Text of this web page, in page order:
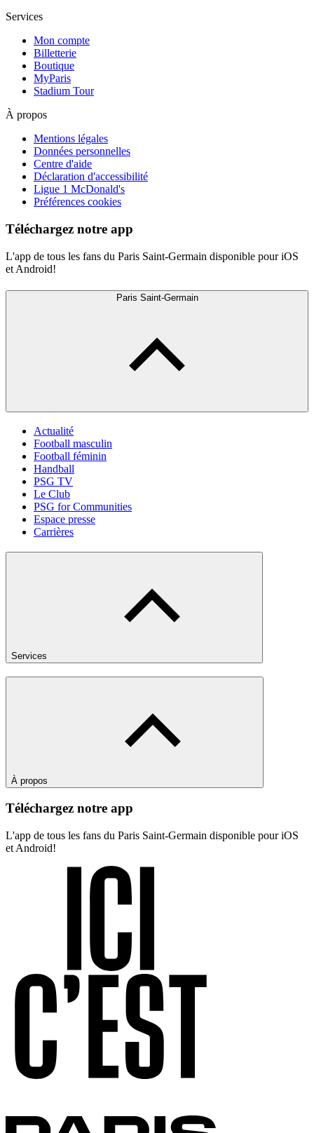
Services
Mon compte
Billetterie
Boutique
MyParis
Stadium Tour
À propos
Mentions légales
Données personnelles
Centre d'aide
Déclaration d'accessibilité
Ligue 1 McDonald's
Préférences cookies
Téléchargez notre app
L'app de tous les fans du Paris Saint-Germain disponible pour iOS
et Android!
Paris Saint-Germain
Actualité
Football masculin
Football féminin
Handball
PSG TV
Le Club
PSG for Communities
Espace presse
Carrières
Services
À propos
Téléchargez notre app
L'app de tous les fans du Paris Saint-Germain disponible pour iOS
et Android!